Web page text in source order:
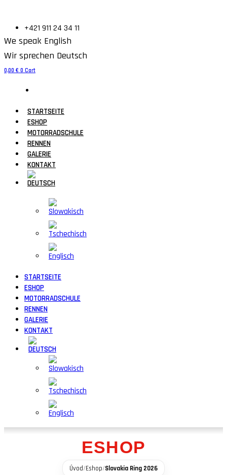
+421 911 24 34 11
We speak English
Wir sprechen Deutsch
0,00 € 0 Cart
STARTSEITE
ESHOP
MOTORRADSCHULE
RENNEN
GALERIE
KONTAKT
STARTSEITE
ESHOP
MOTORRADSCHULE
RENNEN
GALERIE
KONTAKT
ESHOP
Úvod/Eshop/Slovakia Ring 2026